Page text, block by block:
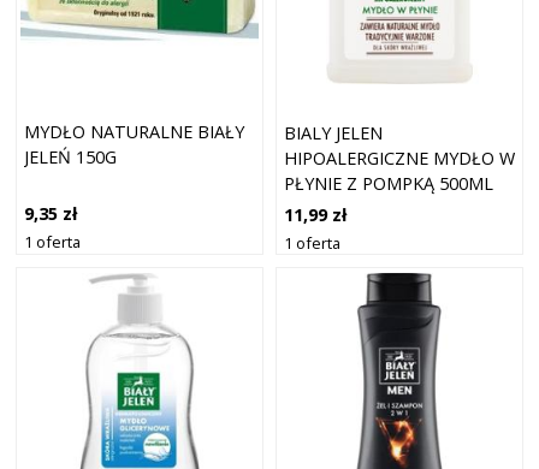
MYDŁO NATURALNE BIAŁY
JELEŃ 150G
9,35 zł
1 oferta
BIALY JELEN
HIPOALERGICZNE MYDŁO W
PŁYNIE Z POMPKĄ 500ML
11,99 zł
1 oferta